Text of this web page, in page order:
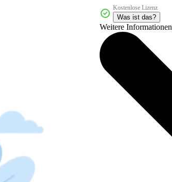
Kostenlose Lizenz
Was ist das?
Weitere Informationen